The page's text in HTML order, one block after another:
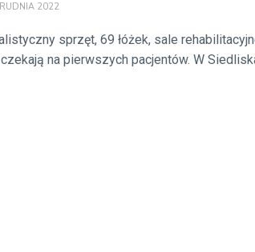
2022
sprzęt, 69 łóżek, sale
na pierwszych pacjentów. W